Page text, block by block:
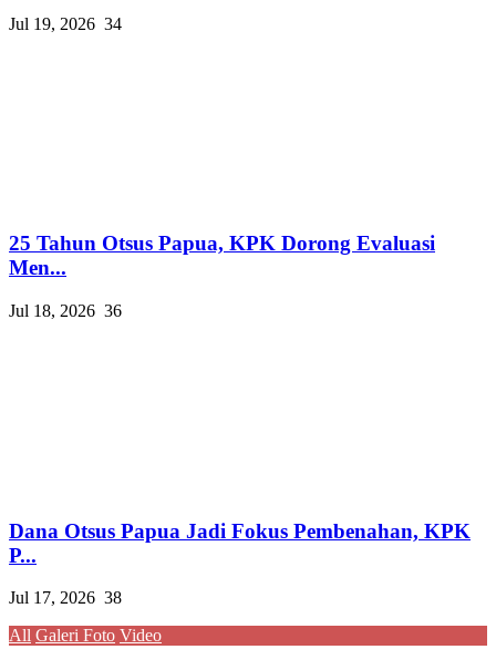
Jul 19, 2026 34
25 Tahun Otsus Papua, KPK Dorong Evaluasi
Men...
Jul 18, 2026 36
Dana Otsus Papua Jadi Fokus Pembenahan, KPK
P...
Jul 17, 2026 38
All Galeri Foto Video